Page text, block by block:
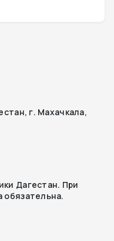
г. Махачкала,
Дагестан. При
обязательна.